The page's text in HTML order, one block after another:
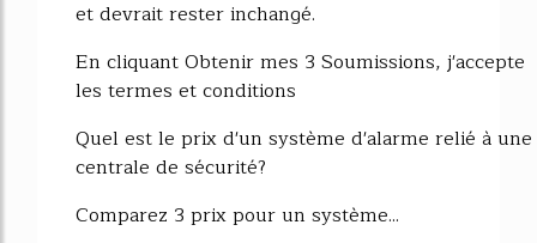
et devrait rester inchangé.
En cliquant Obtenir mes 3 Soumissions, j'accepte
les termes et conditions
Quel est le prix d'un système d'alarme relié à une
centrale de sécurité?
Comparez 3 prix pour un système...